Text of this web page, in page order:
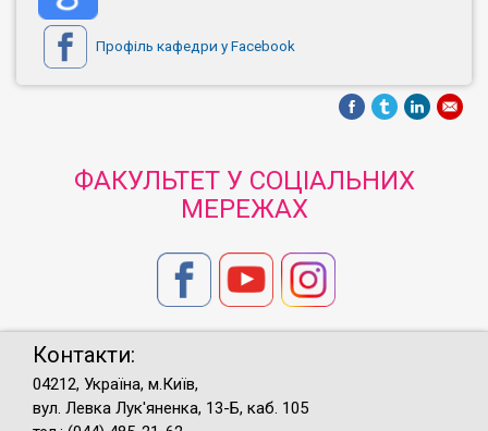
Профіль кафедри у Facebook
ФАКУЛЬТЕТ У СОЦІАЛЬНИХ
МЕРЕЖАХ
Контакти:
04212, Україна, м.Київ,
вул. Левка Лук'яненка, 13-Б, каб. 105